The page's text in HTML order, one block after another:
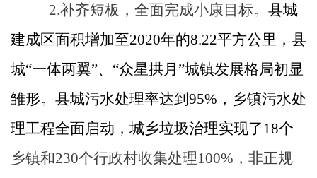
2.补齐短板，全面完成小康目标。 县城
建成区面积增加至2020年的8.22平方公里， 县
城“一体两翼”、“众星拱月”城镇发展格局初显
雏形。县城污水处理率达到 95% ，乡镇污水处
理工程全面启动，城乡垃圾治理实现了 18个
乡镇和230个行政村收集处理100% ，非正规